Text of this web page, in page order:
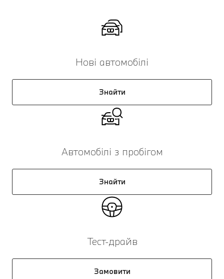
Нові автомобілі
Знайти
Автомобілі з пробігом
Знайти
Тест-драйв
Замовити